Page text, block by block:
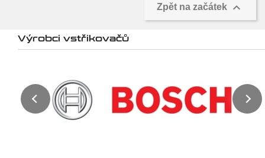
Zpět na začátek 
Výrobci vstřikovačů